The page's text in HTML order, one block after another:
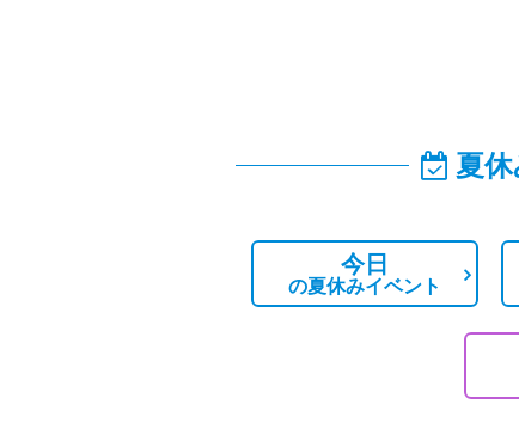
夏
今日
の夏休みイベント